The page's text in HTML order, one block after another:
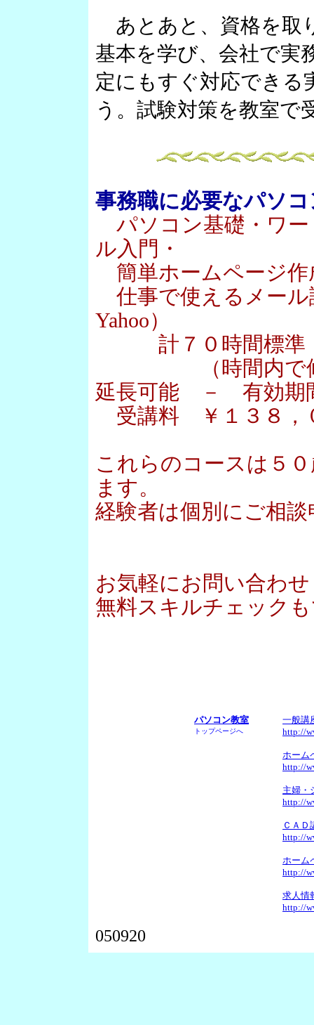
あとあと、資格を取
基本を学び、会社で実
定にもすぐ対応できる
う。試験対策を教室で
事務職に必要なパソ
パソコン基礎・ワー
ル入門・
簡単ホームページ作
仕事で使えるメール
Yahoo）
計７０時間標
（時間内で修了
延長可能 － 有効期
受講料 ￥１３８，
これらのコースは５
ます。
経験者は個別にご相
お気軽にお問い合わ
無料スキルチェック
パソコン教室
トップページへ
一般講
http://
ホーム
http://
主婦・
http://
ＣＡＤ
http://
ホーム
http://
求人情
http://
050920